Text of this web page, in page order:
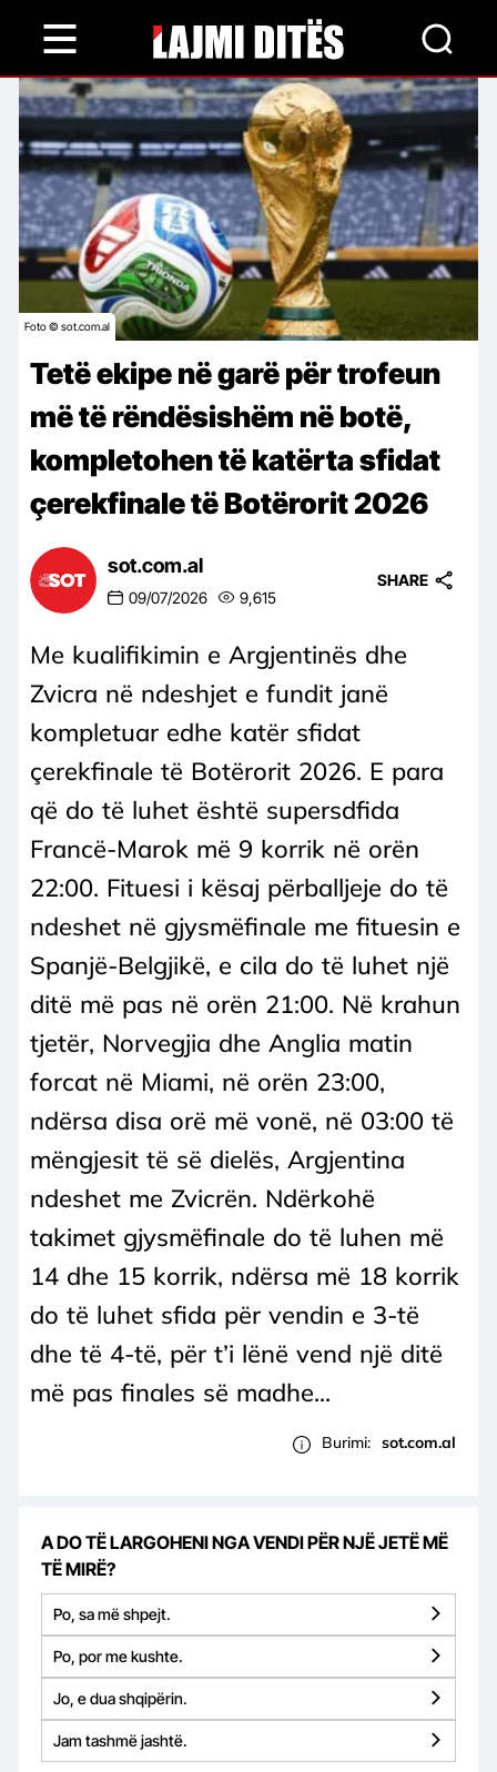
content
Foto © sot.com.al
Tetë ekipe në garë për trofeun
më të rëndësishëm në botë,
kompletohen të katërta sfidat
çerekfinale të Botërorit 2026
sot.com.al
09/07/2026 9,615
SHARE
Me kualifikimin e Argjentinës dhe
Zvicra në ndeshjet e fundit janë
kompletuar edhe katër sfidat
çerekfinale të Botërorit 2026. E para
që do të luhet është supersdfida
Francë-Marok më 9 korrik në orën
22:00. Fituesi i kësaj përballjeje do të
ndeshet në gjysmëfinale me fituesin e
Spanjë-Belgjikë, e cila do të luhet një
ditë më pas në orën 21:00. Në krahun
tjetër, Norvegjia dhe Anglia matin
forcat në Miami, në orën 23:00,
ndërsa disa orë më vonë, në 03:00 të
mëngjesit të së dielës, Argjentina
ndeshet me Zvicrën. Ndërkohë
takimet gjysmëfinale do të luhen më
14 dhe 15 korrik, ndërsa më 18 korrik
do të luhet sfida për vendin e 3-të
dhe të 4-të, për t’i lënë vend një ditë
më pas finales së madhe...
Burimi: sot.com.al
A DO TË LARGOHENI NGA VENDI PËR NJË JETË MË
TË MIRË?
Po, sa më shpejt.
Po, por me kushte.
Jo, e dua shqipërin.
Jam tashmë jashtë.